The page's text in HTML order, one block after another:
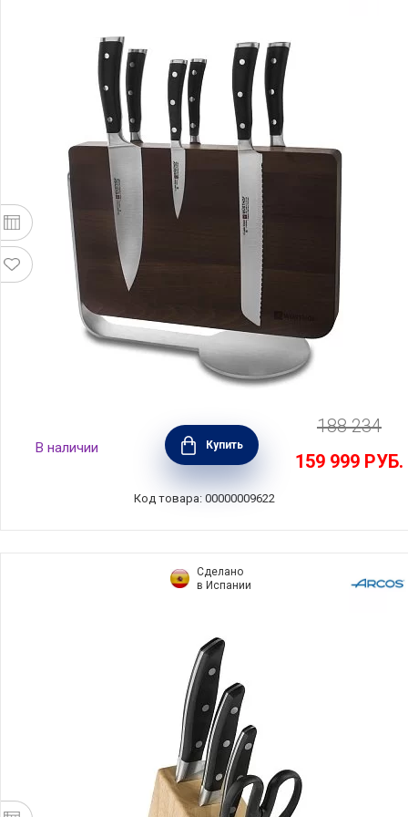
Набор из 6-ти кухонных ножей на подставке
Classic Icon, Wusthof, 9884
В наличии Купить
188 234
159 999 РУБ.
Код товара: 00000009622
Сделано
в Испании